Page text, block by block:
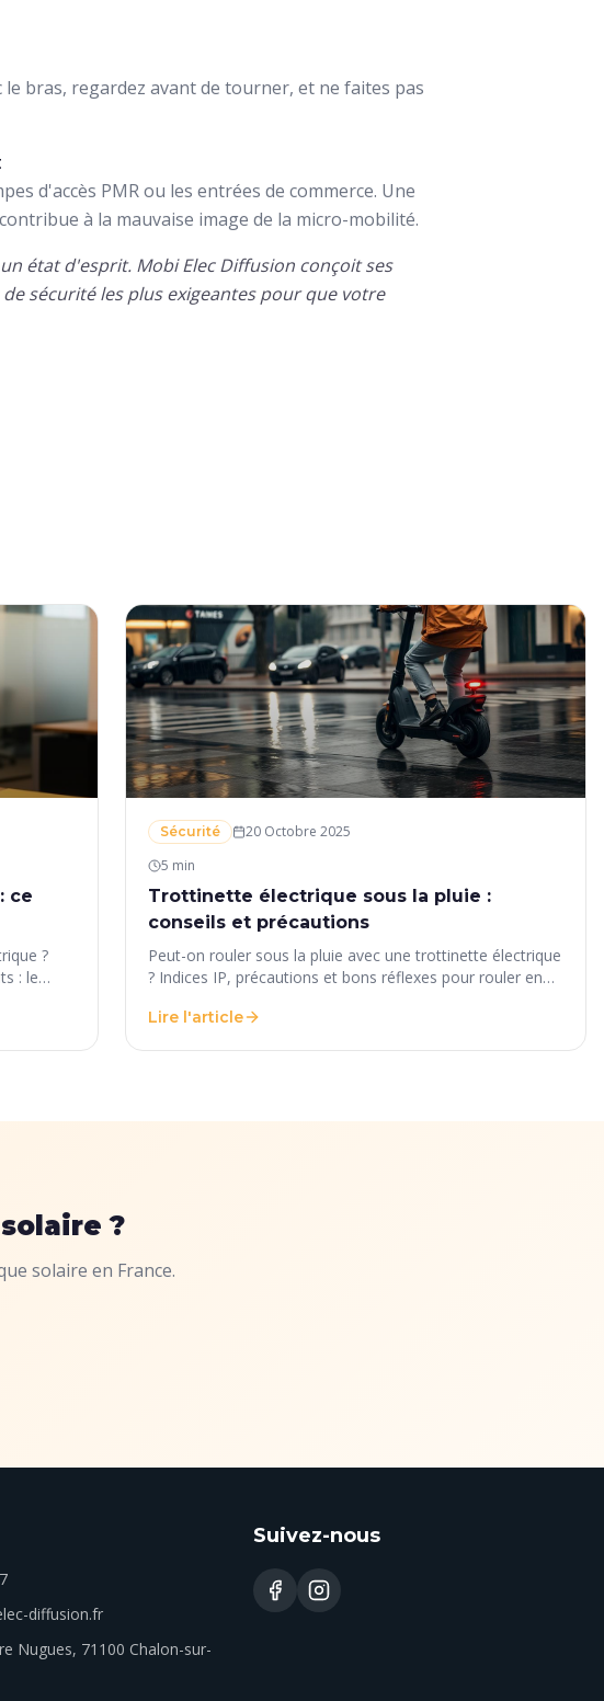
bras, regardez avant de tourner, et ne faites pas
d'accès PMR ou les entrées de commerce. Une
à la mauvaise image de la micro-mobilité.
état d'esprit. Mobi Elec Diffusion conçoit ses
sécurité les plus exigeantes pour que votre
ce
?
: le
Sécurité
20 Octobre 2025
5 min
Trottinette électrique sous la pluie :
conseils et précautions
Peut-on rouler sous la pluie avec une trottinette électrique
? Indices IP, précautions et bons réflexes pour rouler en
Lire l'article
?
solaire en France.
diffusion.fr
Nugues, 71100 Chalon-sur-
Suivez-nous